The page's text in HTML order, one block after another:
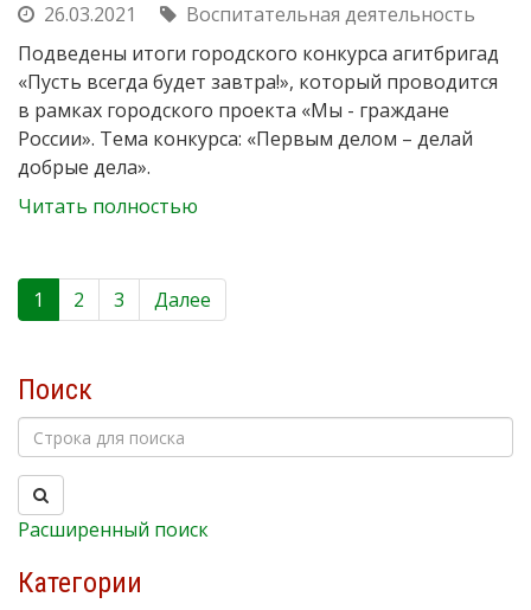
26.03.2021
Воспитательная деятельность
Подведены итоги городского конкурса агитбригад
«Пусть всегда будет завтра!», который проводится
в рамках городского проекта «Мы - граждане
России». Тема конкурса: «Первым делом – делай
добрые дела».
Читать полностью
1 2 3 Далее
Поиск
Расширенный поиск
Категории